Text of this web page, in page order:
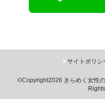
サイトポリシ
©Copyright2026 きらめく女性